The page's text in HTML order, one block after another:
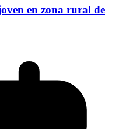
en zona rural de